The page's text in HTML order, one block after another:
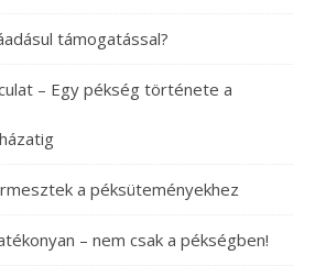
támogatással?
– Egy pékség története a
a péksüteményekhez
– nem csak a pékségben!